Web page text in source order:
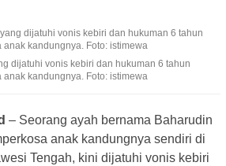
dijatuhi vonis kebiri dan hukuman 6 tahun
kandungnya. Foto: istimewa
– Seorang ayah bernama Baharudin
anak kandungnya sendiri di
Tengah, kini dijatuhi vonis kebiri